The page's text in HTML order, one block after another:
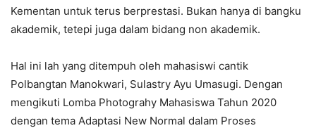
Kementan untuk terus berprestasi. Bukan hanya di bangku
akademik, tetepi juga dalam bidang non akademik.
Hal ini lah yang ditempuh oleh mahasiswi cantik
Polbangtan Manokwari, Sulastry Ayu Umasugi. Dengan
mengikuti Lomba Photograhy Mahasiswa Tahun 2020
dengan tema Adaptasi New Normal dalam Proses